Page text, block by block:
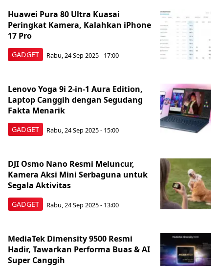
GADGET
Huawei Pura 80 Ultra Kuasai
Peringkat Kamera, Kalahkan iPhone
17 Pro
Rabu, 24 Sep 2025 - 17:00
GADGET
Lenovo Yoga 9i 2-in-1 Aura Edition,
Laptop Canggih dengan Segudang
Fakta Menarik
Rabu, 24 Sep 2025 - 15:00
GADGET
DJI Osmo Nano Resmi Meluncur,
Kamera Aksi Mini Serbaguna untuk
Segala Aktivitas
Rabu, 24 Sep 2025 - 13:00
MediaTek Dimensity 9500 Resmi
Hadir, Tawarkan Performa Buas & AI
Super Canggih